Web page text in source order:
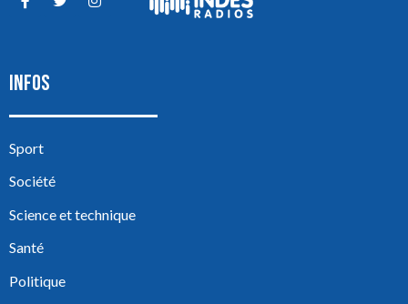
INFOS
Sport
Société
Science et technique
Santé
Politique